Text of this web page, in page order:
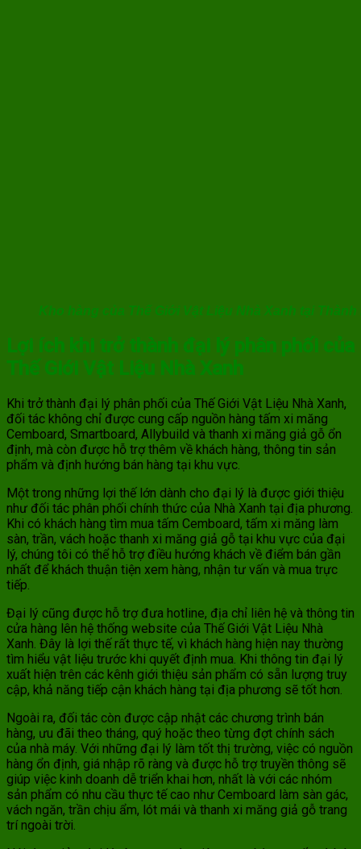
Kho hàng của Thế Giới Vật Liệu Nhà Xanh tại
Lợi ích khi trở thành đại lý phân phối của
Thế Giới Vật Liệu Nhà Xanh
Khi trở thành đại lý phân phối của Thế Giới Vật Liệu Nhà Xanh,
đối tác không chỉ được cung cấp nguồn hàng tấm xi măng
Cemboard, Smartboard, Allybuild và thanh xi măng giả gỗ ổn
định, mà còn được hỗ trợ thêm về khách hàng, thông tin sản
phẩm và định hướng bán hàng tại khu vực.
Một trong những lợi thế lớn dành cho đại lý là được giới thiệu
như đối tác phân phối chính thức của Nhà Xanh tại địa phương.
Khi có khách hàng tìm mua tấm Cemboard, tấm xi măng làm
sàn, trần, vách hoặc thanh xi măng giả gỗ tại khu vực của đại
lý, chúng tôi có thể hỗ trợ điều hướng khách về điểm bán gần
nhất để khách thuận tiện xem hàng, nhận tư vấn và mua trực
tiếp.
Đại lý cũng được hỗ trợ đưa hotline, địa chỉ liên hệ và thông tin
cửa hàng lên hệ thống website của Thế Giới Vật Liệu Nhà
Xanh. Đây là lợi thế rất thực tế, vì khách hàng hiện nay thường
tìm hiểu vật liệu trước khi quyết định mua. Khi thông tin đại lý
xuất hiện trên các kênh giới thiệu sản phẩm có sẵn lượng truy
cập, khả năng tiếp cận khách hàng tại địa phương sẽ tốt hơn.
Ngoài ra, đối tác còn được cập nhật các chương trình bán
hàng, ưu đãi theo tháng, quý hoặc theo từng đợt chính sách
của nhà máy. Với những đại lý làm tốt thị trường, việc có nguồn
hàng ổn định, giá nhập rõ ràng và được hỗ trợ truyền thông sẽ
giúp việc kinh doanh dễ triển khai hơn, nhất là với các nhóm
sản phẩm có nhu cầu thực tế cao như Cemboard làm sàn gác,
vách ngăn, trần chịu ẩm, lót mái và thanh xi măng giả gỗ trang
trí ngoài trời.